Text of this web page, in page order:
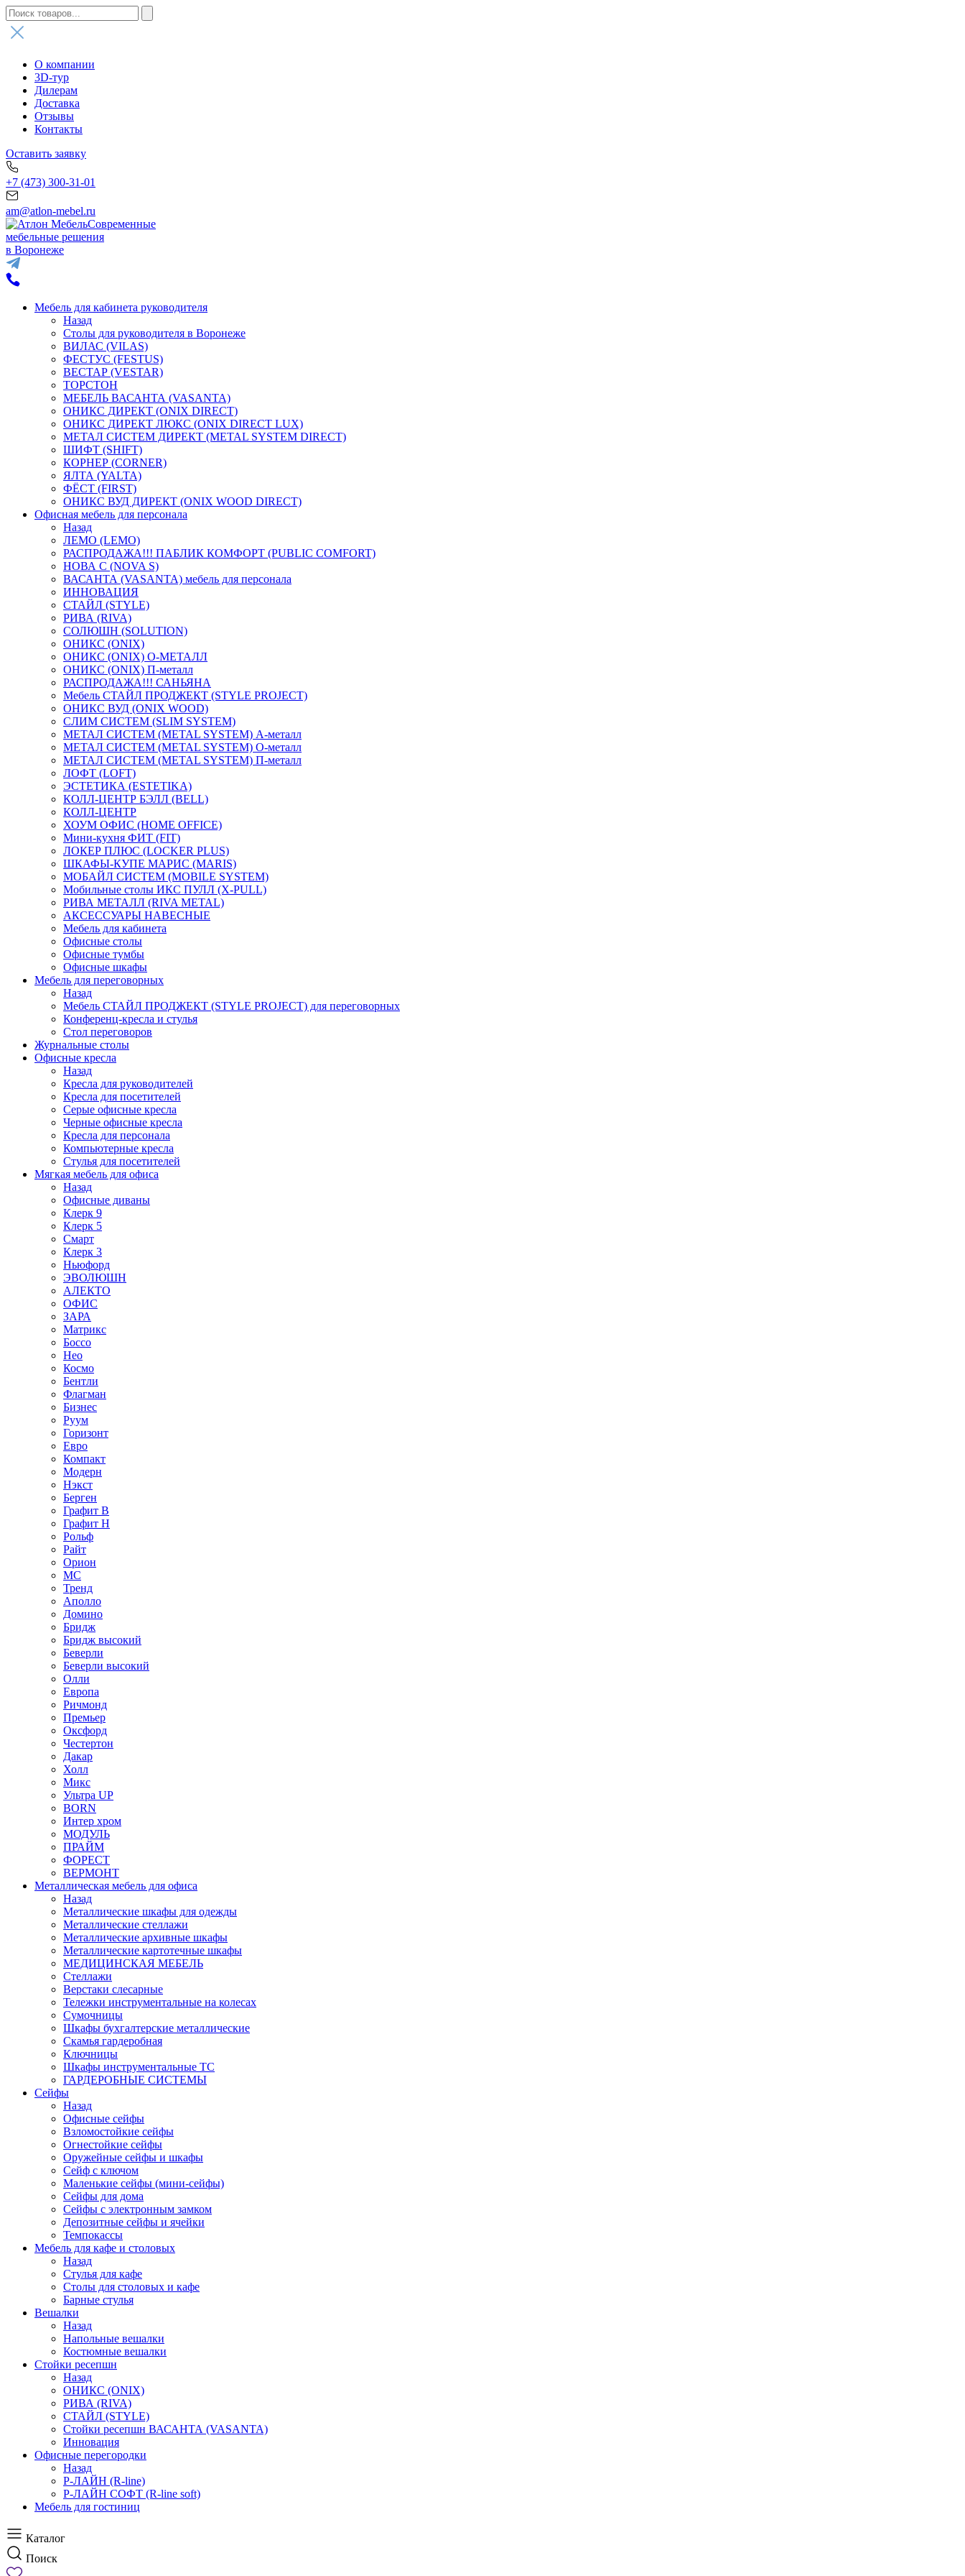
О компании
3D-тур
Дилерам
Доставка
Отзывы
Контакты
Оставить заявку
+7 (473) 300-31-01
am@atlon-mebel.ru
Современные
мебельные решения
в Воронеже
Мебель для кабинета руководителя
Назад
Столы для руководителя в Воронеже
ВИЛАС (VILAS)
ФЕСТУС (FESTUS)
ВЕСТАР (VESTAR)
ТОРСТОН
МЕБЕЛЬ ВАСАНТА (VASANTA)
ОНИКС ДИРЕКТ (ONIX DIRECT)
ОНИКС ДИРЕКТ ЛЮКС (ONIX DIRECT LUX)
МЕТАЛ СИСТЕМ ДИРЕКТ (METAL SYSTEM DIRECT)
ШИФТ (SHIFT)
КОРНЕР (CORNER)
ЯЛТА (YALTA)
ФЁСТ (FIRST)
ОНИКС ВУД ДИРЕКТ (ONIX WOOD DIRECT)
Офисная мебель для персонала
Назад
ЛЕМО (LEMO)
РАСПРОДАЖА!!! ПАБЛИК КОМФОРТ (PUBLIC COMFORT)
НОВА С (NOVA S)
ВАСАНТА (VASANTA) мебель для персонала
ИННОВАЦИЯ
СТАЙЛ (STYLE)
РИВА (RIVA)
СОЛЮШН (SOLUTION)
ОНИКС (ONIX)
ОНИКС (ONIX) O-МЕТАЛЛ
ОНИКС (ONIX) П-металл
РАСПРОДАЖА!!! САНЬЯНА
Мебель СТАЙЛ ПРОДЖЕКТ (STYLE PROJECT)
ОНИКС ВУД (ONIX WOOD)
СЛИМ СИСТЕМ (SLIM SYSTEM)
МЕТАЛ СИСТЕМ (METAL SYSTEM) А-металл
МЕТАЛ СИСТЕМ (METAL SYSTEM) О-металл
МЕТАЛ СИСТЕМ (METAL SYSTEM) П-металл
ЛОФТ (LOFT)
ЭСТЕТИКА (ESTETIKA)
КОЛЛ-ЦЕНТР БЭЛЛ (BELL)
КОЛЛ-ЦЕНТР
ХОУМ ОФИС (HOME OFFICE)
Мини-кухня ФИТ (FIT)
ЛОКЕР ПЛЮС (LOCKER PLUS)
ШКАФЫ-КУПЕ МАРИС (MARIS)
МОБАЙЛ СИСТЕМ (MOBILE SYSTEM)
Мобильные столы ИКС ПУЛЛ (X-PULL)
РИВА МЕТАЛЛ (RIVA METAL)
АКСЕССУАРЫ НАВЕСНЫЕ
Мебель для кабинета
Офисные столы
Офисные тумбы
Офисные шкафы
Мебель для переговорных
Назад
Мебель СТАЙЛ ПРОДЖЕКТ (STYLE PROJECT) для переговорных
Конференц-кресла и стулья
Стол переговоров
Журнальные столы
Офисные кресла
Назад
Кресла для руководителей
Кресла для посетителей
Серые офисные кресла
Черные офисные кресла
Кресла для персонала
Компьютерные кресла
Стулья для посетителей
Мягкая мебель для офиса
Назад
Офисные диваны
Клерк 9
Клерк 5
Смарт
Клерк 3
Ньюфорд
ЭВОЛЮШН
АЛЕКТО
ОФИС
ЗАРА
Матрикс
Боссо
Нео
Космо
Бентли
Флагман
Бизнес
Руум
Горизонт
Евро
Компакт
Модерн
Нэкст
Берген
Графит В
Графит Н
Рольф
Райт
Орион
МС
Тренд
Аполло
Домино
Бридж
Бридж высокий
Беверли
Беверли высокий
Олли
Европа
Ричмонд
Премьер
Оксфорд
Честертон
Дакар
Холл
Микс
Ультра UP
BORN
Интер хром
МОДУЛЬ
ПРАЙМ
ФОРЕСТ
ВЕРМОНТ
Металлическая мебель для офиса
Назад
Металлические шкафы для одежды
Металлические стеллажи
Металлические архивные шкафы
Металлические картотечные шкафы
МЕДИЦИНСКАЯ МЕБЕЛЬ
Стеллажи
Верстаки слесарные
Тележки инструментальные на колесах
Сумочницы
Шкафы бухгалтерские металлические
Скамья гардеробная
Ключницы
Шкафы инструментальные ТС
ГАРДЕРОБНЫЕ СИСТЕМЫ
Сейфы
Назад
Офисные сейфы
Взломостойкие сейфы
Огнестойкие сейфы
Оружейные сейфы и шкафы
Сейф с ключом
Маленькие сейфы (мини-сейфы)
Сейфы для дома
Сейфы с электронным замком
Депозитные сейфы и ячейки
Темпокассы
Мебель для кафе и столовых
Назад
Стулья для кафе
Столы для столовых и кафе
Барные стулья
Вешалки
Назад
Напольные вешалки
Костюмные вешалки
Стойки ресепшн
Назад
ОНИКС (ONIX)
РИВА (RIVA)
СТАЙЛ (STYLE)
Стойки ресепшн ВАСАНТА (VASANTA)
Инновация
Офисные перегородки
Назад
Р-ЛАЙН (R-line)
Р-ЛАЙН СОФТ (R-line soft)
Мебель для гостиниц
Каталог
Поиск